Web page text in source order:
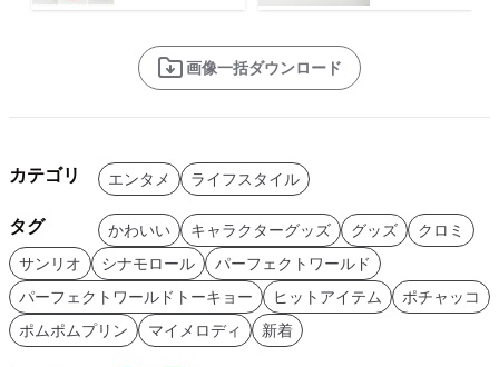
画像一括ダウンロード
カテゴリ エンタメ ライフスタイル
タグ かわいい キャラクターグッズ グッズ
クロミ
サンリオ
シナモロール
パーフェクトワールド
パーフェクトワールドトーキョー
ヒットアイテム
ポチャッコ
ポムポムプリン
マイメロディ 新着